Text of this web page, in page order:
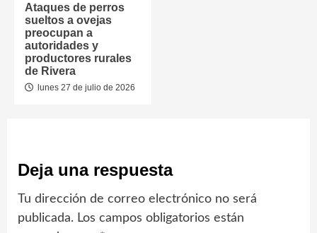
Ataques de perros
sueltos a ovejas
preocupan a
autoridades y
productores rurales
de Rivera
lunes 27 de julio de 2026
Deja una respuesta
Tu dirección de correo electrónico no será
publicada. Los campos obligatorios están